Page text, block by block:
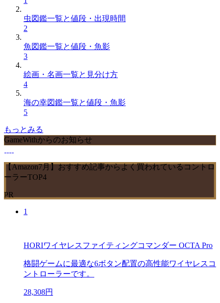
虫図鑑一覧と値段・出現時間
2
魚図鑑一覧と値段・魚影
3
絵画・名画一覧と見分け方
4
海の幸図鑑一覧と値段・魚影
5
もっとみる
GameWithからのお知らせ
【Amazon7月】おすすめ記事からよく買われているコントロ
ーラーTOP4
PR
1
HORIワイヤレスファイティングコマンダー OCTA Pro
格闘ゲームに最適な6ボタン配置の高性能ワイヤレスコ
ントローラーです。
28,308円